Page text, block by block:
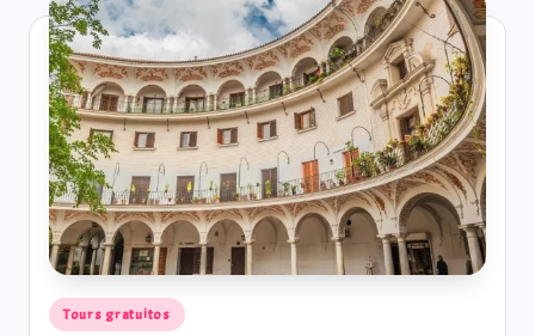
Tours gratuitos